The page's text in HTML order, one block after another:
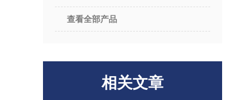
查看全部产品
相关文章